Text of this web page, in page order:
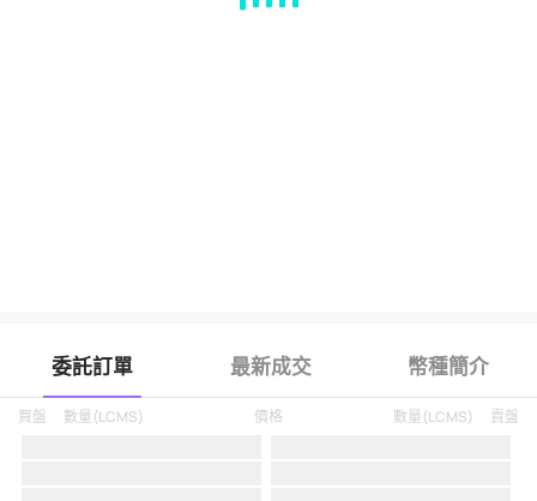
委託訂單 最新成交 幣種簡介
買盤 數量(LCMS) 價格 賣盤
數量(LCMS)